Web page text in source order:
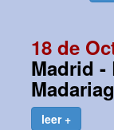
18 de
Madrid -
leer +